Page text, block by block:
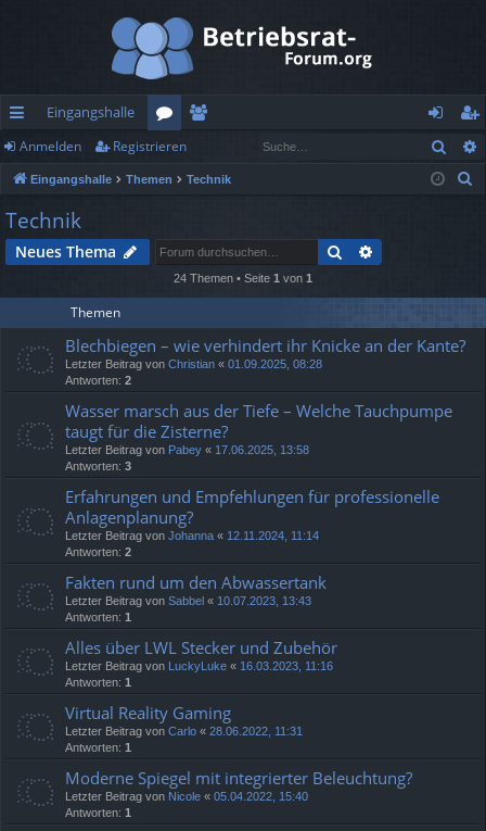
ch
ne
llz
ug
f
Eingangshalle
or
en
lie
r
n
m
eg
ist
Anmelden Registrieren
Eingangshalle Themen Technik
Technik
Neues Thema Suche
24 Themen • Seite 1 von 1
Themen
Blechbiegen – wie verhindert ihr Knicke an der Kante?
Letzter Beitrag von Christian « 01.09.2025, 08:28
Antworten: 2
Wasser marsch aus der Tiefe – Welche Tauchpumpe
taugt für die Zisterne?
Letzter Beitrag von Pabey « 17.06.2025, 13:58
Antworten: 3
Erfahrungen und Empfehlungen für professionelle
Anlagenplanung?
Letzter Beitrag von Johanna « 12.11.2024, 11:14
Antworten: 2
Fakten rund um den Abwassertank
Letzter Beitrag von Sabbel « 10.07.2023, 13:43
Antworten: 1
Alles über LWL Stecker und Zubehör
Letzter Beitrag von LuckyLuke « 16.03.2023, 11:16
Antworten: 1
Virtual Reality Gaming
Letzter Beitrag von Carlo « 28.06.2022, 11:31
Antworten: 1
Moderne Spiegel mit integrierter Beleuchtung?
Letzter Beitrag von Nicole « 05.04.2022, 15:40
Antworten: 1